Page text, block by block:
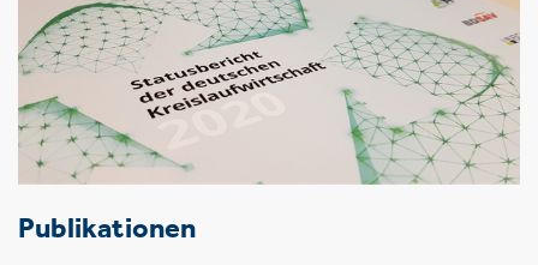
Publikationen